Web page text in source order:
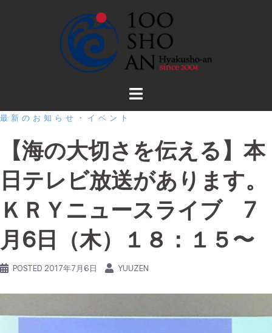
キ
最新のお知らせ・イベント
【海の大切さを伝える】本
日テレビ放送があります。
ＫＲＹニュースライブ 7
月6日（木）１８：１５〜
POSTED 2017年7月6日 YUUZEN